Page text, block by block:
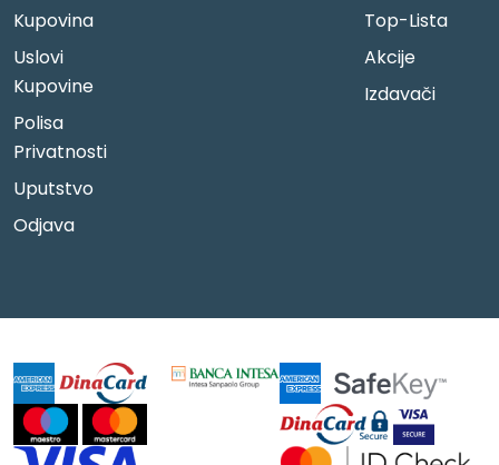
Kupovina
Uslovi
Kupovine
Polisa
Privatnosti
Uputstvo
Odjava
Top-Lista
Akcije
Izdavači